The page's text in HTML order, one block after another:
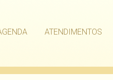
ATENDIMENTOS